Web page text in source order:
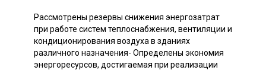
Рассмотрены резервы снижения энергозатрат
при работе систем теплоснабжения, вентиляции и
кондиционирования воздуха в зданиях
различного назначения- Определены экономия
энергоресурсов, достигаемая при реализации